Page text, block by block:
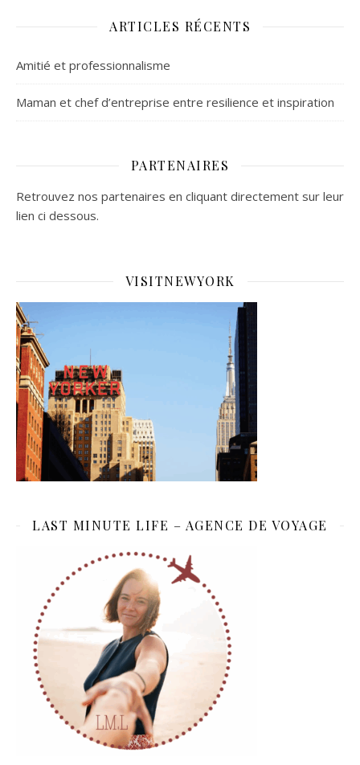
ARTICLES RÉCENTS
Amitié et professionnalisme
Maman et chef d’entreprise entre resilience et inspiration
PARTENAIRES
Retrouvez nos partenaires en cliquant directement sur leur
lien ci dessous.
VISITNEWYORK
LAST MINUTE LIFE – AGENCE DE VOYAGE